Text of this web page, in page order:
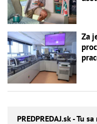
Za
PREDPREDAJ.sk - Tu